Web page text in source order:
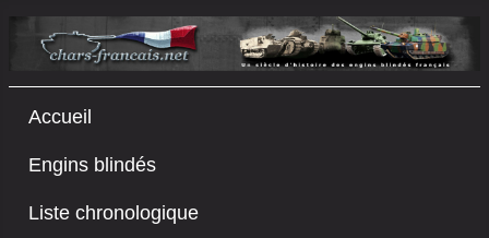
Accueil
Engins blindés
Liste chronologique